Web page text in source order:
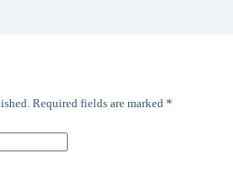
Required fields are marked *